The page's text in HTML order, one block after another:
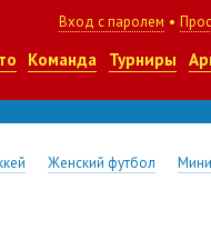
Вход с паролем •
Команда Турниры
Женский футбол